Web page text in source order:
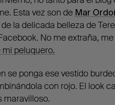
Esta vez son de Mar
la delicada belleza de
No me extraña,
mi peluquero.
se ponga ese vestido
con rojo. El look
maravilloso.